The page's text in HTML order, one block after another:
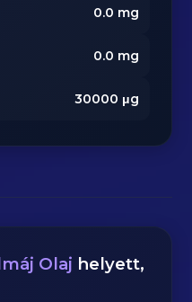
0.0 mg
0.0 mg
30000 μg
Olaj helyett,